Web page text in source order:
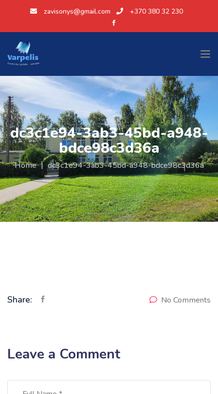
zavisonys@gmail.com +370 380 32 230
dc3c1e94-3ab3-45bd-a948-
bdce98c3d36a
Home | dc3c1e94-3ab3-45bd-a948-bdce98c3d36a
Share: No Comments
Leave a Comment